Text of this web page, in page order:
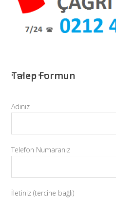
Talep Formun
Adınız
Telefon Numaranız
İletiniz (tercihe bağlı)